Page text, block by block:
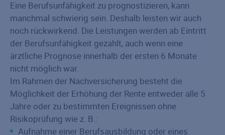
Eine Berufsunfähigkeit zu prognostizieren, kann
manchmal schwierig sein. Deshalb leisten wir auch
noch rückwirkend. Die Leistungen werden ab Eintritt
der Berufsunfähigkeit gezahlt, auch wenn eine
ärztliche Prognose innerhalb der ersten 6 Monate
nicht möglich war.
Im Rahmen der Nachversicherung besteht die
Möglichkeit der Erhöhung der Rente entweder alle 5
Jahre oder zu bestimmten Ereignissen ohne
Risikoprüfung wie z. B.:
Aufnahme einer Berufsausbildung oder eines